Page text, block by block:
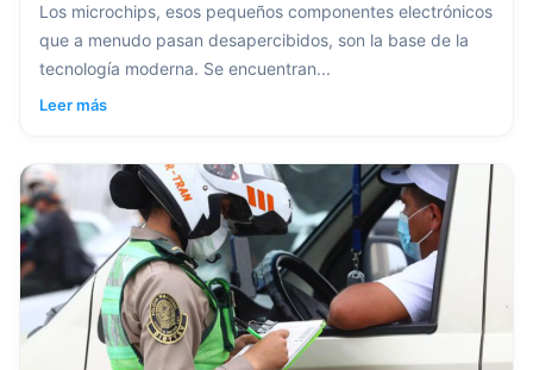
Los microchips, esos pequeños componentes electrónicos
que a menudo pasan desapercibidos, son la base de la
tecnología moderna. Se encuentran...
Leer más